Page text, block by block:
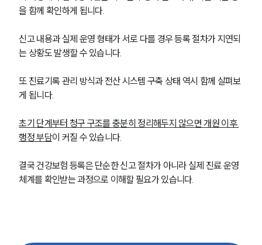
을 함께 확인하게 됩니다.
신고 내용과 실제 운영 형태가 서로 다를 경우 등록 절차가 지연되
는 상황도 발생할 수 있습니다.
또 진료기록 관리 방식과 전산 시스템 구축 상태 역시 함께 살펴보
게 됩니다.
초기 단계부터 청구 구조를 충분히 정리해두지 않으면 개원 이후
행정 부담이 커질 수 있습니다.
결국 건강보험 등록은 단순한 신고 절차가 아니라 실제 진료 운영
체계를 확인받는 과정으로 이해할 필요가 있습니다.